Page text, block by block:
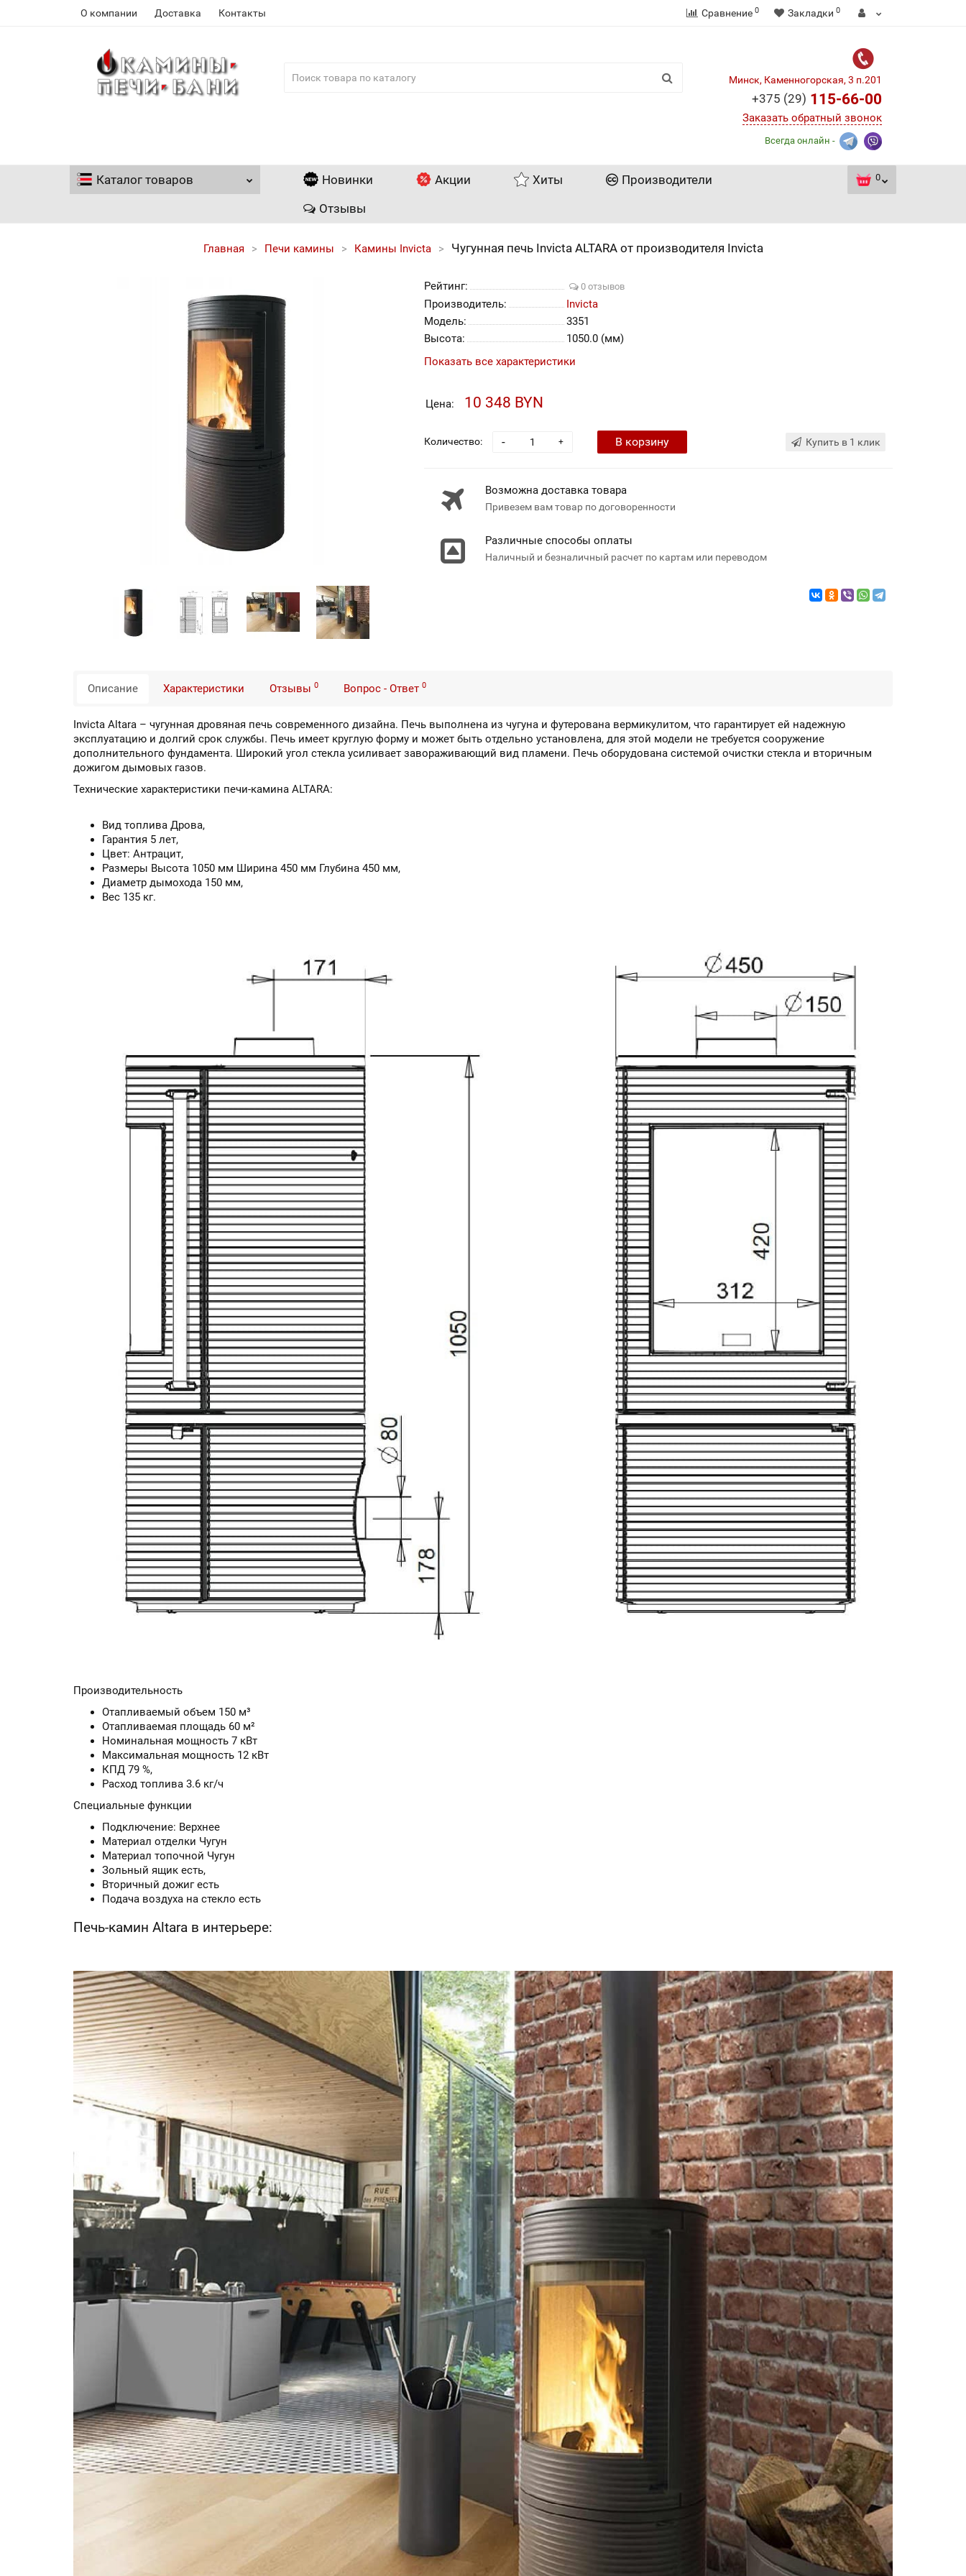
О компании Доставка Контакты Сравнение 0 Закладки 0
Минск, Каменногорская, 3 п.201
+375 (29) 115-66-00
Заказать обратный звонок
Всегда онлайн -
Каталог товаров Новинки Акции Хиты
Производители
Отзывы
0
Главная Печи камины Камины Invicta Чугунная печь Invicta ALTARA от производителя Invicta
Рейтинг: 0 отзывов
Производитель:
Invicta
Модель:
3351
Высота:
1050.0 (мм)
Показать все характеристики
Цена: 10 348 BYN
Количество: +
- В корзину Купить в 1 клик
Возможна доставка товара
Привезем вам товар по договоренности
Различные способы оплаты
Наличный и безналичный расчет по картам или переводом
Описание Характеристики Отзывы 0 Вопрос - Ответ 0
Invicta Altara – чугунная дровяная печь современного дизайна. Печь выполнена из чугуна и футерована вермикулитом, что гарантирует ей надежную
эксплуатацию и долгий срок службы. Печь имеет круглую форму и может быть отдельно установлена, для этой модели не требуется сооружение
дополнительного фундамента. Широкий угол стекла усиливает завораживающий вид пламени. Печь оборудована системой очистки стекла и вторичным
дожигом дымовых газов.
Технические характеристики печи-камина ALTARA:
Вид топлива Дрова,
Гарантия 5 лет,
Цвет: Антрацит,
Размеры Высота 1050 мм Ширина 450 мм Глубина 450 мм,
Диаметр дымохода 150 мм,
Вес 135 кг.
Производительность
Отапливаемый объем 150 м³
Отапливаемая площадь 60 м²
Номинальная мощность 7 кВт
Максимальная мощность 12 кВт
КПД 79 %,
Расход топлива 3.6 кг/ч
Специальные функции
Подключение: Верхнее
Материал отделки Чугун
Материал топочной Чугун
Зольный ящик есть,
Вторичный дожиг есть
Подача воздуха на стекло есть
Печь-камин Altara в интерьере: